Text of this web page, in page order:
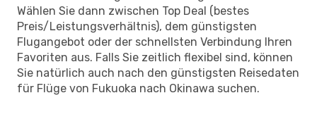
Wählen Sie dann zwischen Top Deal (bestes
Preis/Leistungsverhältnis), dem günstigsten
Flugangebot oder der schnellsten Verbindung Ihren
Favoriten aus. Falls Sie zeitlich flexibel sind, können
Sie natürlich auch nach den günstigsten Reisedaten
für Flüge von Fukuoka nach Okinawa suchen.